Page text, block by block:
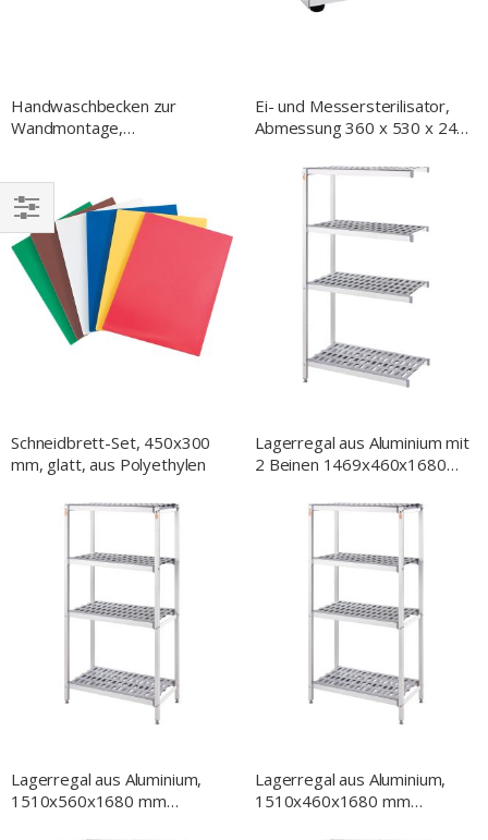
Handwaschbecken zur
Wandmontage,
Ei- und Messersterilisator,
Abmessung 360 x 530 x 245
Schneidbrett-Set, 450x300
mm, glatt, aus Polyethylen
Lagerregal aus Aluminium mit
2 Beinen 1469x460x1680
Lagerregal aus Aluminium,
1510x560x1680 mm
Lagerregal aus Aluminium,
1510x460x1680 mm
EINKAUFEN
NACH